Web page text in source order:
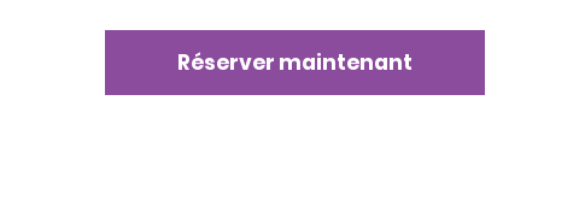
Réserver maintenant